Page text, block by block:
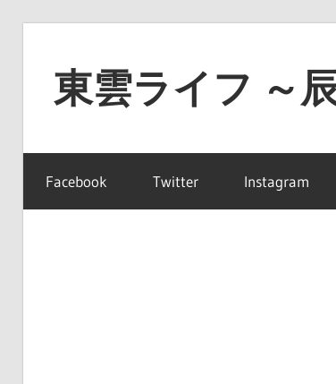
東雲ライフ ～
雲
ラ
イ
Facebook Twitter Instagram